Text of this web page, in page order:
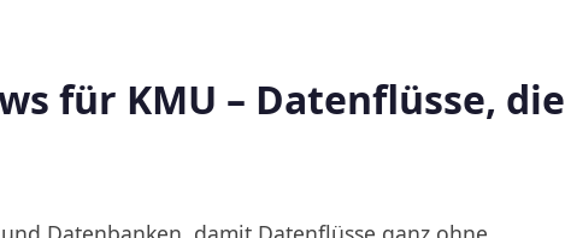
für KMU – Datenflüsse, die